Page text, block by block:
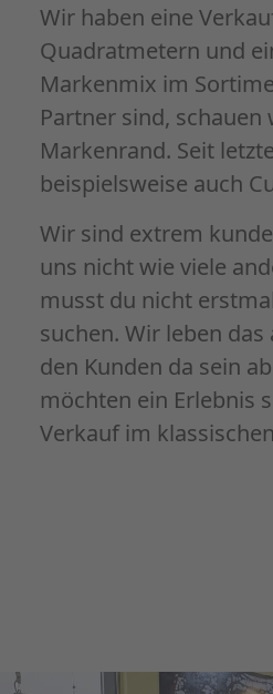
Wir haben eine
Quadratmetern und
Markenmix im
Partner sind,
Markenrand. Seit
beispielsweise auch
Wir sind extrem
uns nicht wie viele
musst du nicht
suchen. Wir leben
den Kunden da sein
möchten ein Erlebnis
Verkauf im